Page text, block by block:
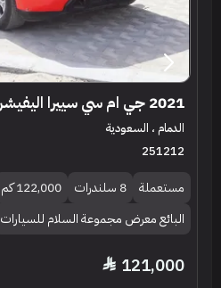
2021 جي ام سي سييرا اليفيشن
الدمام ، السعودية
251212
مستعملة 8 سلندرات
122,000 كم
البائع معرض مجموعة السلام للسيارات
121,000